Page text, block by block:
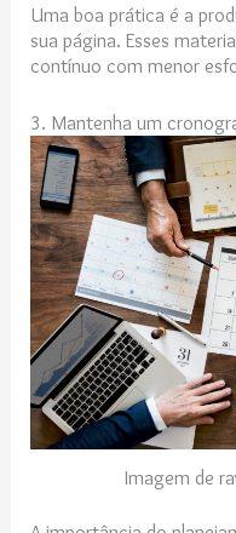
Uma boa prática é a
sua página. Esses
contínuo com menor
3. Mantenha um
Imagem de